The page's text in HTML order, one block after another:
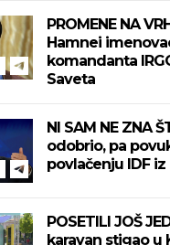
PROMENE NA
Hamnei
komandanta
Saveta
NI SAM NE ZNA
odobrio, pa
povlačenju IDF iz
POSETILI JOŠ
karavan stigao u